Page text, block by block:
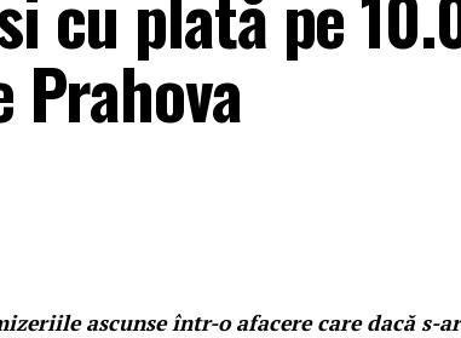
ascunse într-o afacere care dacă s-